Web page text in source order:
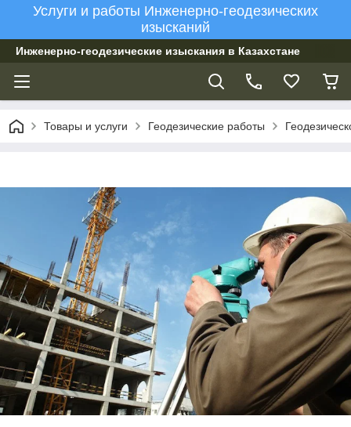
Услуги и работы Инженерно-геодезических
изысканий
Инженерно-геодезические изыскания в Казахстане
Товары и услуги Геодезические работы